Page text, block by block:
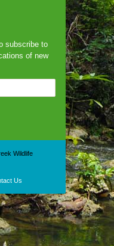
subscribe to
of new
Wildlife
Us